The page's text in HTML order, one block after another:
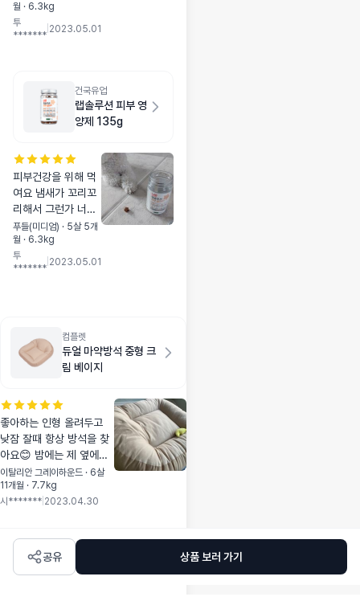
들독 다욧 자기가 푸
들이라 그런가?
월 · 6.3kg
투
*******
2023.05.01
건국유업
랩솔루션 피부 영
양제 135g
피부건강을 위해 먹
여요 냄새가 꼬리꼬
리해서 그런가 너무
잘먹어요^^ 눈 , 관
절은 계속 품절 이네
요.
푸들(미디엄) · 5살 5개
월 · 6.3kg
투
*******
2023.05.01
컴플렛
듀얼 마약방석 중형 크
림 베이지
좋아하는 인형 올려두고
낮잠 잘때 항상 방석을 찾
아요😊 밤에는 제 옆에서
자다가 방석 위로 올라가
서 자곤 합니다. 정말 사길
잘 한것 같아요. 강아지가
이 생긴게 가장 좋은 점 이
이탈리안 그레이하운드 · 6살
11개월 · 7.7kg
시******* 2023.04.30
공유 상품 보러 가기